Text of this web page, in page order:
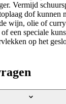
Vermijd
dof kunnen
wijn, olie of
of een speciale
op het